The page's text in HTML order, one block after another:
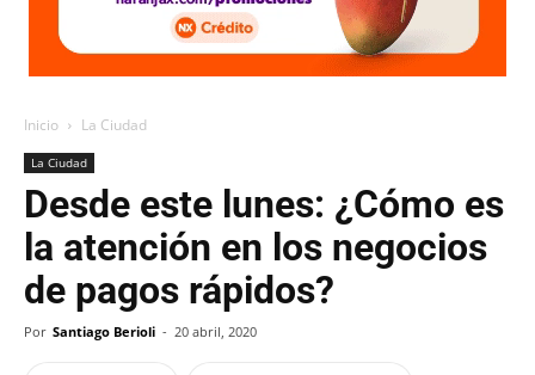
Inicio La Ciudad
La Ciudad
Desde este lunes: ¿Cómo es
la atención en los negocios
de pagos rápidos?
Por Santiago Berioli - 20 abril, 2020